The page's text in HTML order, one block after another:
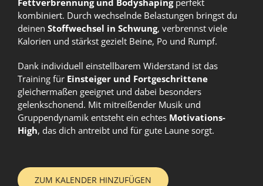
kombiniert. Durch wechselnde Belastungen bringst du
deinen Stoffwechsel in Schwung, verbrennst viele
Kalorien und stärkst gezielt Beine, Po und Rumpf.
Dank individuell einstellbarem Widerstand ist das
Training für Einsteiger und Fortgeschrittene
gleichermaßen geeignet und dabei besonders
gelenkschonend. Mit mitreißender Musik und
Gruppendynamik entsteht ein echtes Motivations-
High, das dich antreibt und für gute Laune sorgt.
ZUM KALENDER HINZUFÜGEN